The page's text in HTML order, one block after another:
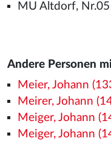
MU Altdorf,
Andere Personen
Meier, Johann
Meirer, Johann
Meiger, Johann
Meiger, Johann